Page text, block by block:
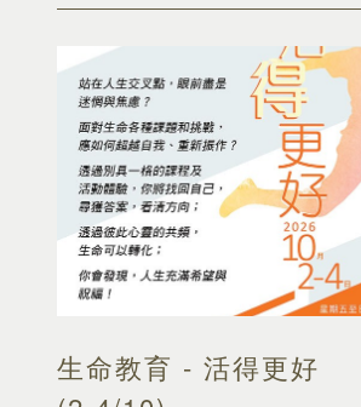
生命教育 - 活得更好